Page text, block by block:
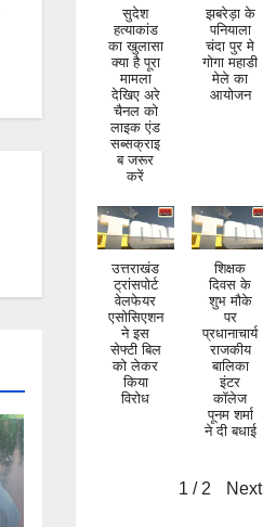
सुदेश
हत्याकांड
का खुलासा
क्या है पूरा
मामला
देखिए अरे
चैनल को
लाइक एंड
सब्सक्राइ
ब जरूर
करें
झबरेड़ा के
पनियाला
चंदा पुर मे
गोगा महाडी
मेले का
आयोजन
उत्तराखंड
ट्रांसपोर्ट
वेलफेयर
एसोसिएशन
ने इस
सेफ्टी बिल
को लेकर
किया
विरोध
शिक्षक
दिवस के
शुभ मौके
पर
प्रधानाचार्य
राजकीय
बालिका
इंटर
कॉलेज
पूनम शर्मा
ने दी बधाई
1 / 2 Next